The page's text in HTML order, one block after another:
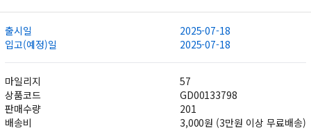
출시일
2025-07-18
입고(예정)일
2025-07-18
마일리지
57
상품코드
GD00133798
판매수량
201
배송비
3,000원 (3만원 이상 무료배송)